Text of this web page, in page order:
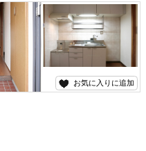
お気に入りに追加